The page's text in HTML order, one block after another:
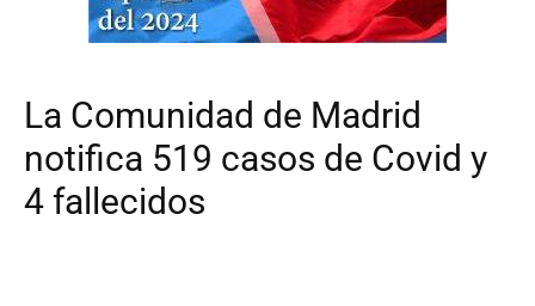
La Comunidad de Madrid
notifica 519 casos de Covid y
4 fallecidos